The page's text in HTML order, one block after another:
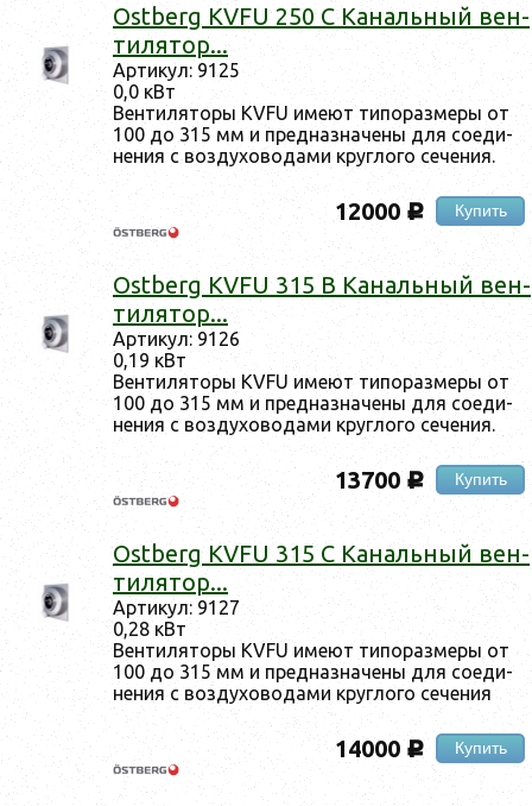
Ostberg KVFU 250 C Ка­наль­ный вен­
ти­лятор...
Ар­ти­кул: 9125
0,0 кВт
Вен­ти­лято­ры KVFU име­ют ти­пораз­ме­ры от
100 до 315 мм и пред­назна­чены для со­еди­
нения с воз­ду­хово­дами круг­ло­го се­чения.
12000 c Купить
Ostberg KVFU 315 B Ка­наль­ный вен­
ти­лятор...
Ар­ти­кул: 9126
0,19 кВт
Вен­ти­лято­ры KVFU име­ют ти­пораз­ме­ры от
100 до 315 мм и пред­назна­чены для со­еди­
нения с воз­ду­хово­дами круг­ло­го се­чения.
13700 c Купить
Ostberg KVFU 315 C Ка­наль­ный вен­
ти­лятор...
Ар­ти­кул: 9127
0,28 кВт
Вен­ти­лято­ры KVFU име­ют ти­пораз­ме­ры от
100 до 315 мм и пред­назна­чены для со­еди­
нения с воз­ду­хово­дами круг­ло­го се­чения
14000 c Купить